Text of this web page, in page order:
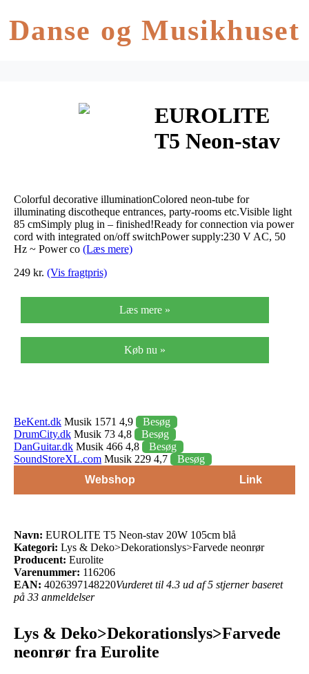
Danse og Musikhuset
EUROLITE
T5 Neon-stav
blå
Colorful decorative illuminationColored neon-tube for
illuminating discotheque entrances, party-rooms etc.Visible light
85 cmSimply plug in – finished!Ready for connection via power
cord with integrated on/off switchPower supply:230 V AC, 50
Hz ~ Power co (Læs mere)
249 kr. (Vis fragtpris)
Læs mere »
Køb nu »
BeKent.dk Musik 1571 4,9
Besøg
DrumCity.dk Musik 73 4,8
Besøg
DanGuitar.dk Musik 466 4,8
Besøg
SoundStoreXL.com Musik 229 4,7
Besøg
Webshop
Link
Navn: EUROLITE T5 Neon-stav 20W 105cm blå
Kategori: Lys & Deko>Dekorationslys>Farvede neonrør
Producent: Eurolite
Varenummer: 116206
EAN: 4026397148220Vurderet til 4.3 ud af 5 stjerner baseret
på 33 anmeldelser
Lys & Deko>Dekorationslys>Farvede
neonrør fra Eurolite